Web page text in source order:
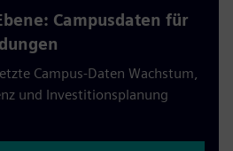
Campusdaten für
Campus-Daten Wachstum,
und Investitionsplanung